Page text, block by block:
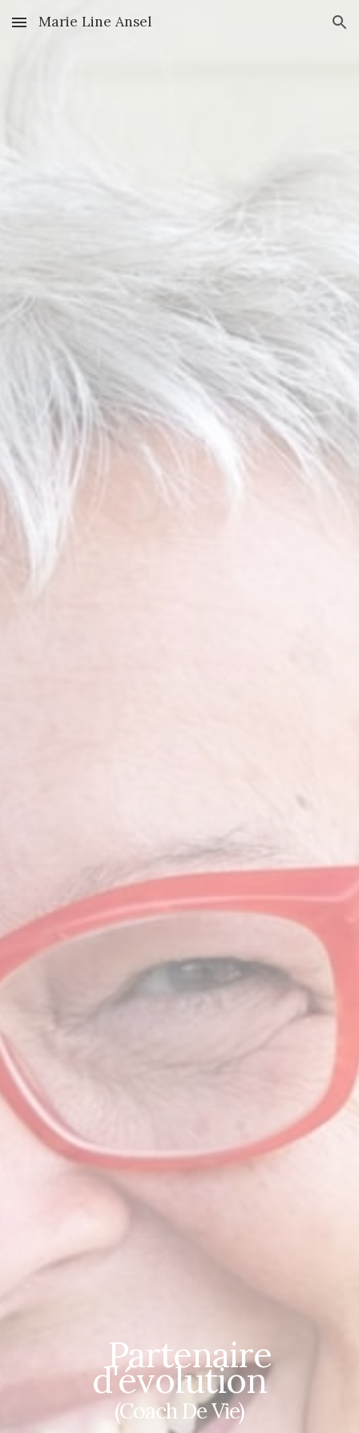
Skip to main content Skip to navigation
Marie Line Ansel
Partenaire
d'évolution
(Coach De Vie)